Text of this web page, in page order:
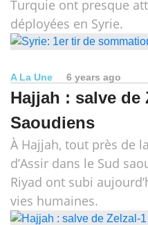
Turquie ont presque
déployées en Syrie.
A La Une 6 years ago
Hajjah : salve de
Saoudiens
À Hajjah, tout près de
d’Assir dans le Sud
Riyad ont subi
vies humaines.